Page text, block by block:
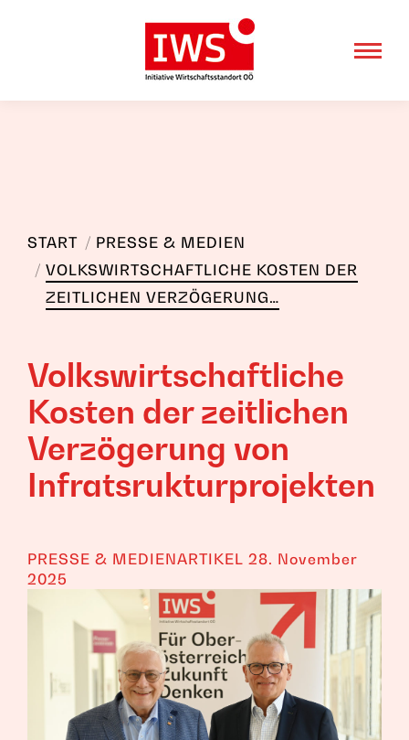
Volkswirtschaftliche
Kosten der zeitlichen
Verzögerung von
Infratsrukturprojekten
START
PRESSE & MEDIEN
VOLKSWIRTSCHAFTLICHE KOSTEN DER
ZEITLICHEN VERZÖGERUNG…
PRESSE & MEDIENARTIKEL 28. November
2025